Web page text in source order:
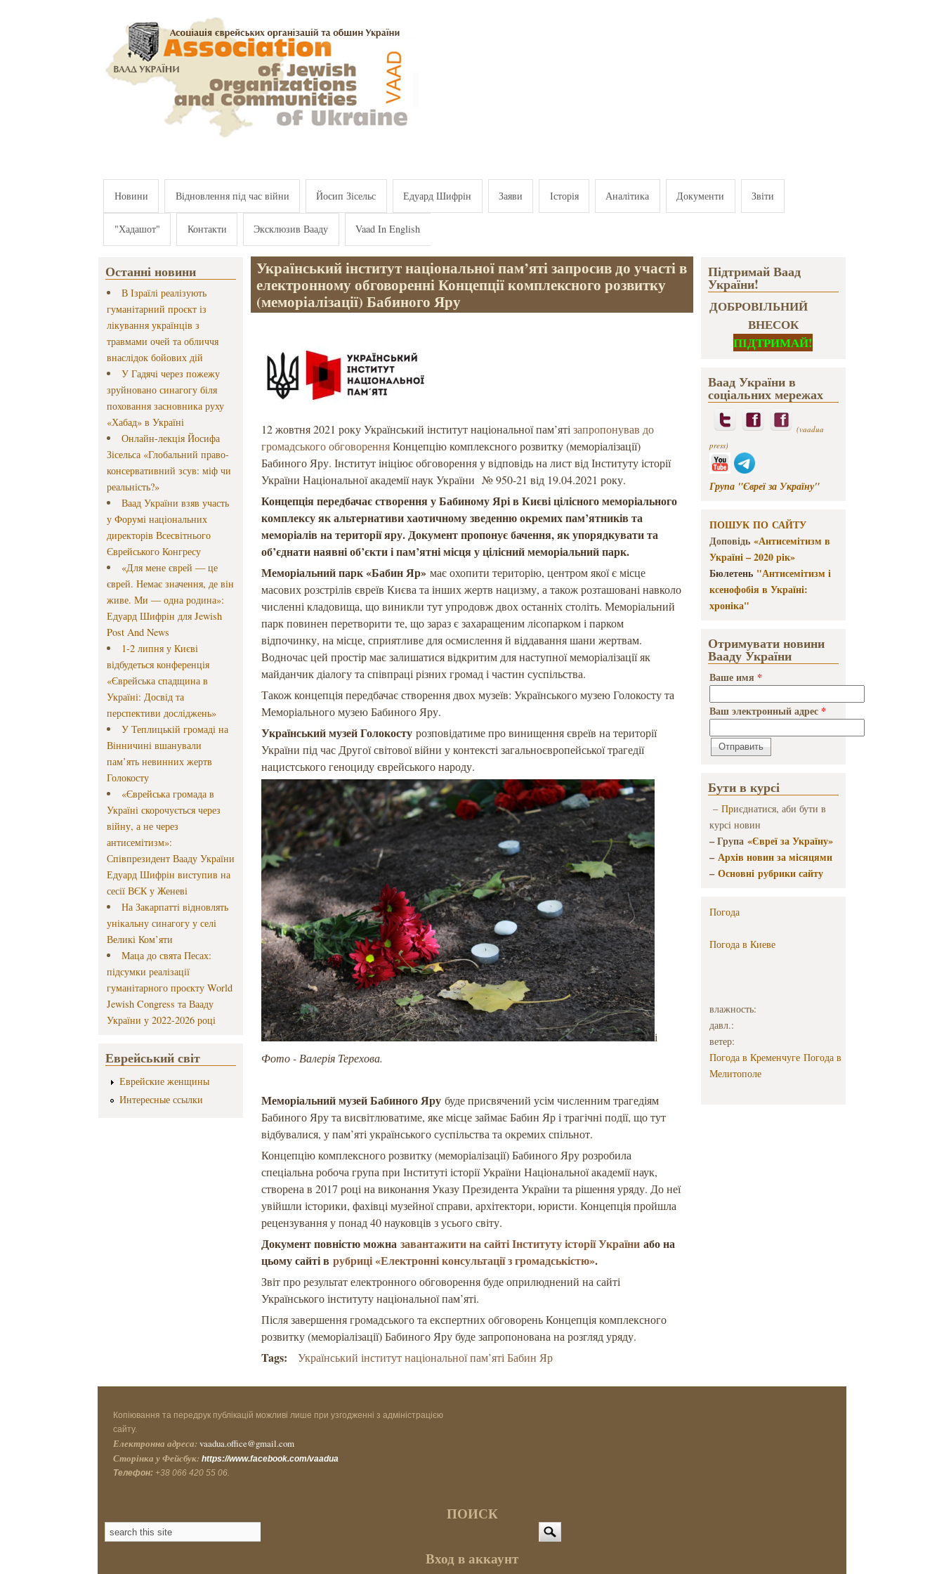
Новини Відновлення під час війни Йосип Зісельс Едуард Шифрін Заяви Історія Аналітика Документи Звіти
"Хадашот" Контакти Эксклюзив Вааду Vaad In English
Останні новини
В Ізраїлі реалізують
гуманітарний проєкт із
лікування українців з
травмами очей та обличчя
внаслідок бойових дій
У Гадячі через пожежу
зруйновано синагогу біля
поховання засновника руху
«Хабад» в Україні
Онлайн-лекція Йосифа
Зісельса «Глобальний право-
консервативний зсув: міф чи
реальність?»
Ваад України взяв участь
у Форумі національних
директорів Всесвітнього
Єврейського Конгресу
«Для мене єврей — це
єврей. Немає значення, де він
живе. Ми — одна родина»:
Едуард Шифрін для Jewish
Post And News
1-2 липня у Києві
відбудеться конференція
«Єврейська спадщина в
Україні: Досвід та
перспективи досліджень»
У Теплицькій громаді на
Вінничині вшанували
пам’ять невинних жертв
Голокосту
«Єврейська громада в
Україні скорочується через
війну, а не через
антисемітизм»:
Співпрезидент Вааду України
Едуард Шифрін виступив на
сесії ВЄК у Женеві
На Закарпатті відновлять
унікальну синагогу у селі
Великі Ком’яти
Маца до свята Песах:
підсумки реалізації
гуманітарного проєкту World
Jewish Congress та Вааду
України у 2022-2026 році
Еврейський світ
Еврейские женщины
Интересные ссылки
Український інститут національної пам’яті запросив до участі в
електронному обговоренні Концепції комплексного розвитку
(меморіалізації) Бабиного Яру
12 жовтня 2021 року Український інститут національної пам’ятізапропонував до
громадського обговоренняКонцепцію комплексного розвитку (меморіалізації)
Бабиного Яру. Інститут ініціює обговорення у відповідь на лист від Інституту історії
України Національної академії наук України № 950-21 від 19.04.2021 року.
Концепція передбачає створення у Бабиному Ярі в Києві цілісного меморіального
комплексу як альтернативи хаотичному зведенню окремих пам’ятників та
меморіалів на території яру. Документ пропонує бачення, як упорядкувати та
об’єднати наявні об’єкти і пам’ятні місця у цілісний меморіальний парк.
Меморіальний парк «Бабин Яр» має охопити територію, центром якої є місце
масових розстрілів євреїв Києва та інших жертв нацизму, а також розташовані навколо
численні кладовища, що виникли тут упродовж двох останніх століть. Меморіальний
парк повинен перетворити те, що зараз є захаращеним лісопарком і парком
відпочинку, на місце, сприятливе для осмислення й віддавання шани жертвам.
Водночас цей простір має залишатися відкритим для наступної меморіалізації як
майданчик діалогу та співпраці різних громад і частин суспільства.
Також концепція передбачає створення двох музеїв: Українського музею Голокосту та
Меморіального музею Бабиного Яру.
Український музей Голокосту розповідатиме про винищення євреїв на території
України під час Другої світової війни у контексті загальноєвропейської трагедії
нацистського геноциду єврейського народу.
і
Фото - Валерія Терехова.
Меморіальний музей Бабиного Яру буде присвячений усім численним трагедіям
Бабиного Яру та висвітлюватиме, яке місце займає Бабин Яр і трагічні події, що тут
відбувалися, у пам’яті українського суспільства та окремих спільнот.
Концепцію комплексного розвитку (меморіалізації) Бабиного Яру розробила
спеціальна робоча група при Інституті історії України Національної академії наук,
створена в 2017 році на виконання Указу Президента України та рішення уряду. До неї
увійшли історики, фахівці музейної справи, архітектори, юристи. Концепція пройшла
рецензування у понад 40 науковців з усього світу.
Документ повністю можназавантажити на сайті Інституту історії України або на
цьому сайті врубриці «Електронні консультації з громадськістю».
Звіт про результат електронного обговорення буде оприлюднений на сайті
Українського інституту національної пам’яті.
Після завершення громадського та експертних обговорень Концепція комплексного
розвитку (меморіалізації) Бабиного Яру буде запропонована на розгляд уряду.
Tags: Український інститут національної пам’яті Бабин Яр
Підтримай Ваад
України!
ДОБРОВІЛЬНИЙ
ВНЕСОК
ПІДТРИМАЙ!
Ваад України в
соціальних мережах
(vaadua
press)
Група "Євреї за Україну"
ПОШУК ПО САЙТУ
Доповідь «Антисемітизм в
Україні – 2020 рік»
Бюлетень "Антисемітизм і
ксенофобія в Україні:
хроніка"
Отримувати новини
Вааду України
Ваше имя *
Ваш электронный адрес *
Бути в курсі
– Приєднатися, аби бути в
курсі новин
– Група «Євреї за Україну»
–Архів новин за місяцями
–Основні рубрики сайту
Погода
Погода в Киеве
влажность:
давл.:
ветер:
Погода в Кременчуге Погода в
Мелитополе
Копіювання та передрук публікацій можливі лише при узгодженні з адміністрацією
сайту.
Електронна адреса: vaadua.office@gmail.com
Сторінка у Фейсбук: https://www.facebook.com/vaadua
Телефон: +38 066 420 55 06.
ПОИСК
Поиск
Вход в аккаунт